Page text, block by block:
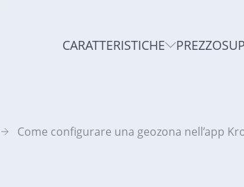
CARATTERISTICHE PREZZO
Come configurare una geozona nell’app